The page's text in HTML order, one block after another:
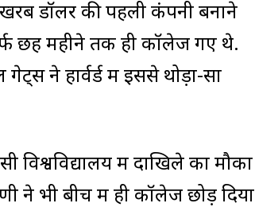
डॉलर की पहली कंपनी बनाने
छह महीने तक ही कॉलेज गए थे.
ने हार्वर्ड में इससे थोड़ा-सा
विश्वविद्यालय में दाखिले का मौका
ने भी बीच में ही कॉलेज छोड़ दिया